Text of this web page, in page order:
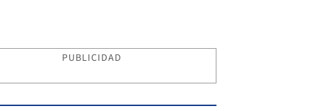
PUBLICIDAD